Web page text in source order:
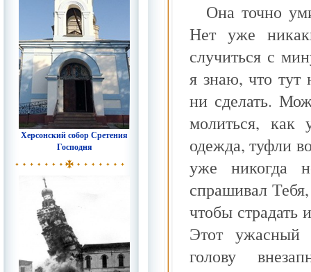
Херсонский собор Сретения
Господня
Она точно
Нет уже
случиться с
я знаю, что тут
ни сделать.
молиться,
одежда, туфли
уже никогда
спрашивал
чтобы страдать
Этот
голову